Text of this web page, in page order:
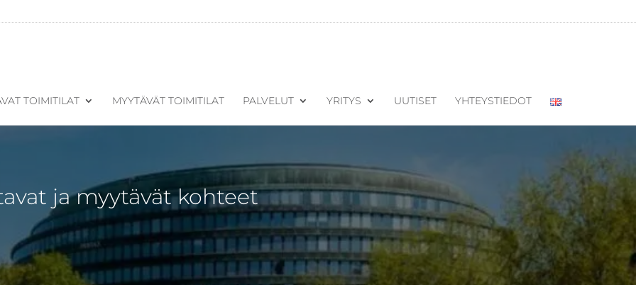
TOIMITILAT MYYTÄVÄT TOIMITILAT PALVELUT YRITYS UUTISET YHTEYSTIEDOT
ja myytävät kohteet